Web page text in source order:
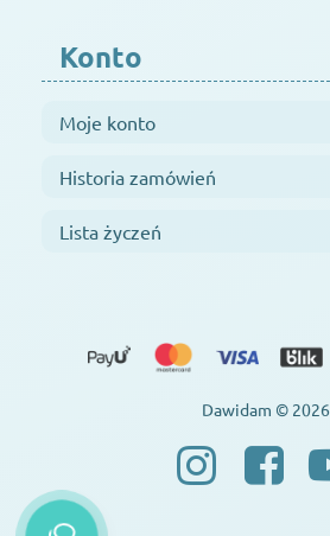
Konto
Moje konto
Historia zamówień
Lista życzeń
Dawidam © 2026